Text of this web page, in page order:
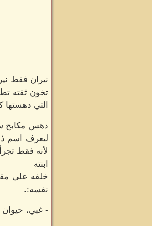
نيران فقط
تخون ثقته
التي
دهس مكابح
ليعرف اسم
لأنه فقط
ابنته
خلفه على
نفسه:.
- غبي، حيوان